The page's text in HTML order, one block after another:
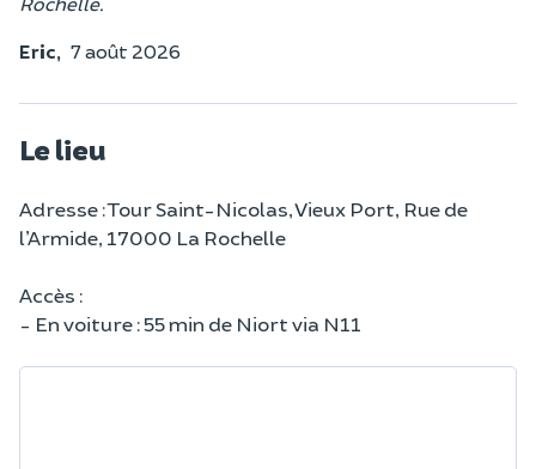
Eric, 7 août 2026
Le lieu
Adresse : Tour Saint-Nicolas, Vieux Port, Rue de
l’Armide, 17000 La Rochelle
Accès :
- En voiture : 55 min de Niort via N11